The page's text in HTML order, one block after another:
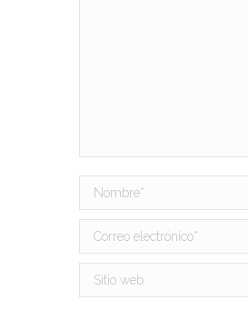
Nombre *
Correo electrónico *
Sitio web